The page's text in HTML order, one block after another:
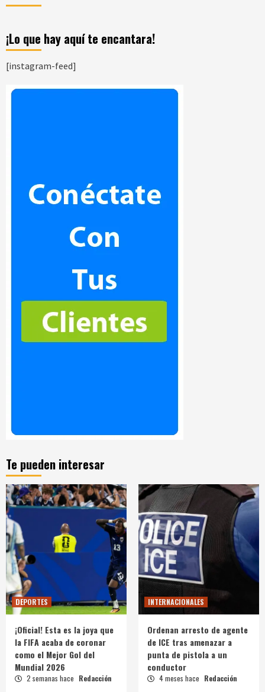
¡Lo que hay aquí te encantara!
[instagram-feed]
Te pueden interesar
DEPORTES
¡Oficial! Esta es la joya que
la FIFA acaba de coronar
como el Mejor Gol del
Mundial 2026
2 semanas hace Redacción
INTERNACIONALES
Ordenan arresto de agente
de ICE tras amenazar a
punta de pistola a un
conductor
4 meses hace Redacción